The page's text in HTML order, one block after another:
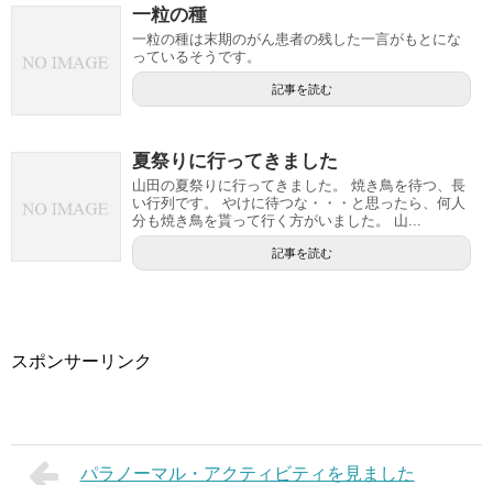
一粒の種
一粒の種は末期のがん患者の残した一言がもとにな
っているそうです。
記事を読む
夏祭りに行ってきました
山田の夏祭りに行ってきました。 焼き鳥を待つ、長
い行列です。 やけに待つな・・・と思ったら、何人
分も焼き鳥を貰って行く方がいました。 山...
記事を読む
スポンサーリンク
パラノーマル・アクティビティを見ました